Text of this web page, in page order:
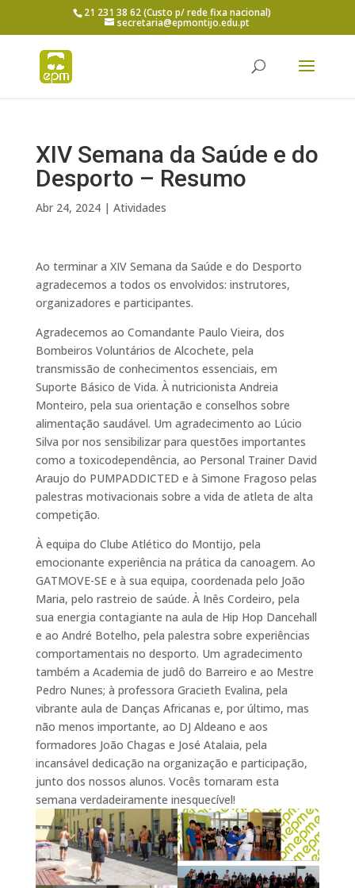
21 231 38 62 (Custo p/ rede fixa nacional)
secretaria@epmontijo.edu.pt
XIV Semana da Saúde e do
Desporto – Resumo
Abr 24, 2024| Atividades
Ao terminar a XIV Semana da Saúde e do Desporto
agradecemos a todos os envolvidos: instrutores,
organizadores e participantes.
Agradecemos ao Comandante Paulo Vieira, dos
Bombeiros Voluntários de Alcochete, pela
transmissão de conhecimentos essenciais, em
Suporte Básico de Vida. À nutricionista Andreia
Monteiro, pela sua orientação e conselhos sobre
alimentação saudável. Um agradecimento ao Lúcio
Silva por nos sensibilizar para questões importantes
como a toxicodependência, ao Personal Trainer David
Araujo do PUMPADDICTED e à Simone Fragoso pelas
palestras motivacionais sobre a vida de atleta de alta
competição.
À equipa do Clube Atlético do Montijo, pela
emocionante experiência na prática da canoagem. Ao
GATMOVE-SE e à sua equipa, coordenada pelo João
Maria, pelo rastreio de saúde. À Inês Cordeiro, pela
sua energia contagiante na aula de Hip Hop Dancehall
e ao André Botelho, pela palestra sobre experiências
comportamentais no desporto. Um agradecimento
também a Academia de judô do Barreiro e ao Mestre
Pedro Nunes; à professora Gracieth Evalina, pela
vibrante aula de Danças Africanas e, por último, mas
não menos importante, ao DJ Aldeano e aos
formadores João Chagas e José Atalaia, pela
incansável dedicação na organização e participação,
junto dos nossos alunos. Vocês tornaram esta
semana verdadeiramente inesquecível!